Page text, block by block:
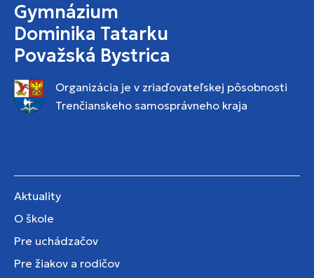
Gymnázium
Dominika Tatarku
Považská Bystrica
Organizácia je v zriaďovateľskej pôsobnosti
Trenčianskeho samosprávneho kraja
Aktuality
O škole
Pre uchádzačov
Pre žiakov a rodičov